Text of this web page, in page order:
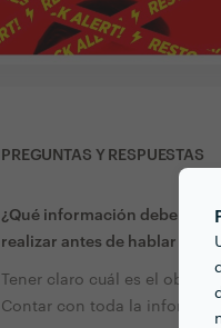
PREGUNTAS Y RESPUESTAS
¿Qué información debe
realizar antes de hablar con
Tener claro cuál es el
Contar con toda la